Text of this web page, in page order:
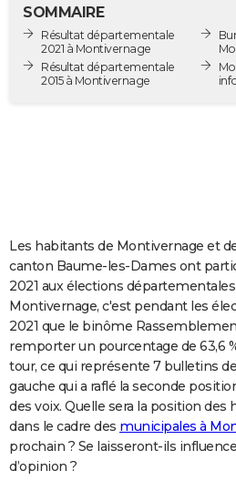
Destinations
City break
Voyage nature
Voyage de noces
Forum
Climat
GUIDES D'ACHAT
COPAINS D'AVANT
AVIS DE DÉCÈS
Bricolage
Lifestyle
Culture
Sport
Auto
Television
Voyage
Cinema
SOMMAIRE
Résultat départementale
2021 à Montivernage
Résultat départementale
2015 à Montivernage
Les habitants de Montivernage et
canton Baume-les-Dames ont
2021 aux élections
Montivernage, c'est pendant les
2021 que le binôme
remporter un pourcentage de 63,6
tour, ce qui représente 7 bulletins
gauche qui a raflé la seconde
des voix. Quelle sera la position des
dans le cadre des municipales à
prochain ? Se laisseront-ils
d’opinion ?